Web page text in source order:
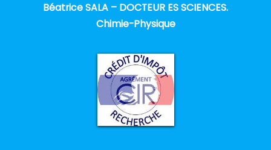
Béatrice SALA – DOCTEUR ES SCIENCES.
Chimie-Physique